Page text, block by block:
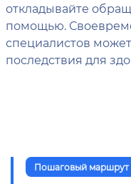
откладывайте
помощью.
специалистов
последствия для
Пошаговый маршрут